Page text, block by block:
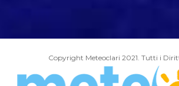
Copyright Meteoclari 2021. Tutti i